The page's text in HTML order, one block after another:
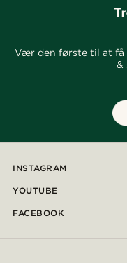
Vær den første til at få
&
INSTAGRAM
YOUTUBE
FACEBOOK